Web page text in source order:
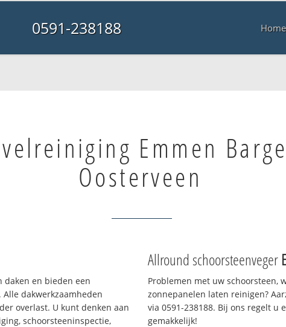
0591-238188 Home
Emmen
Oosterveen
daken en bieden een
Alle dakwerkzaamheden
overlast. U kunt denken aan
schoorsteeninspectie,
Allround schoorsteenveger
Problemen met uw schoorsteen,
zonnepanelen laten reinigen?
via 0591-238188. Bij ons regelt u
gemakkelijk!